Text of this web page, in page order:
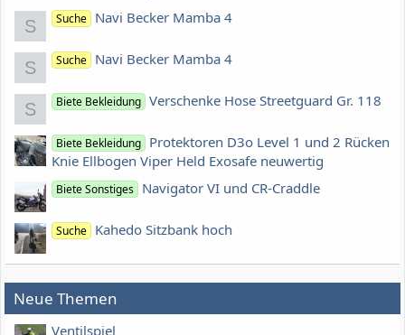
S Suche Navi Becker Mamba 4
S Suche Navi Becker Mamba 4
S Biete Bekleidung Verschenke Hose Streetguard Gr. 118
Biete Bekleidung Protektoren D3o Level 1 und 2 Rücken
Knie Ellbogen Viper Held Exosafe neuwertig
Biete Sonstiges Navigator VI und CR-Craddle
Suche Kahedo Sitzbank hoch
Neue Themen
Ventilspiel